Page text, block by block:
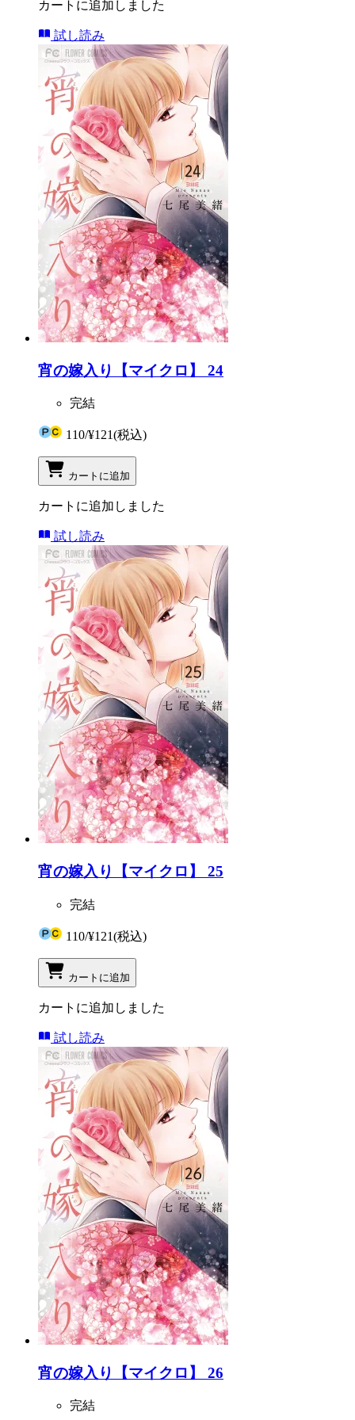
カートに追加しました
試し読み
宵の嫁入り【マイクロ】 24
完結
110/¥121(税込)
カートに追加
カートに追加しました
試し読み
宵の嫁入り【マイクロ】 25
完結
110/¥121(税込)
カートに追加
カートに追加しました
試し読み
宵の嫁入り【マイクロ】 26
完結